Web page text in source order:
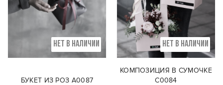
НЕТ В НАЛИЧИИ
БУКЕТ ИЗ РОЗ А0087
НЕТ В НАЛИЧИИ
КОМПОЗИЦИЯ В СУМОЧКЕ
С0084